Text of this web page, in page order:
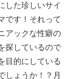
した珍しいサイ
です！それって
アックな性癖の
探しているので
目的にしている
しょうか！？月